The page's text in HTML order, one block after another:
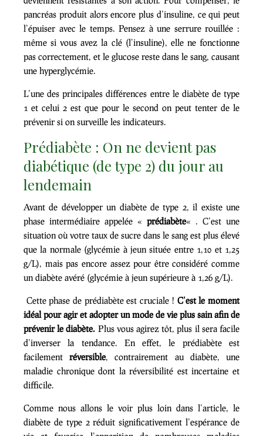
pancréas produit alors encore plus d’insuline, ce qui peut
l’épuiser avec le temps. Pensez à une serrure rouillée :
même si vous avez la clé (l’insuline), elle ne fonctionne
pas correctement, et le glucose reste dans le sang, causant
une hyperglycémie.
L’une des principales différences entre le diabète de type
1 et celui 2 est que pour le second on peut tenter de le
prévenir si on surveille les indicateurs.
Prédiabète : On ne devient pas
diabétique (de type 2) du jour au
lendemain
Avant de développer un diabète de type 2, il existe une
phase intermédiaire appelée « prédiabète« . C’est une
situation où votre taux de sucre dans le sang est plus élevé
que la normale (glycémie à jeun située entre 1,10 et 1,25
g/L), mais pas encore assez pour être considéré comme
un diabète avéré (glycémie à jeun supérieure à 1,26 g/L).
Cette phase de prédiabète est cruciale ! C’est le moment
idéal pour agir et adopter un mode de vie plus sain afin de
prévenir le diabète. Plus vous agirez tôt, plus il sera facile
d’inverser la tendance. En effet, le prédiabète est
facilementréversible, contrairement au diabète, une
maladie chronique dont la réversibilité est incertaine et
difficile.
Comme nous allons le voir plus loin dans l’article, le
diabète de type 2 réduit significativement l’espérance de